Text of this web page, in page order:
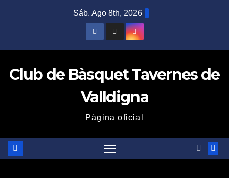
Sáb. Ago 8th, 2026
Club de Bàsquet Tavernes de
Valldigna
Pàgina oficial